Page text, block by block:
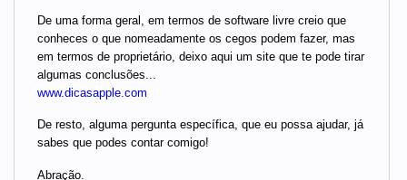
De uma forma geral, em termos de software livre creio que
conheces o que nomeadamente os cegos podem fazer, mas
em termos de proprietário, deixo aqui um site que te pode tirar
algumas conclusões...
www.dicasapple.com
De resto, alguma pergunta específica, que eu possa ajudar, já
sabes que podes contar comigo!
Abração.